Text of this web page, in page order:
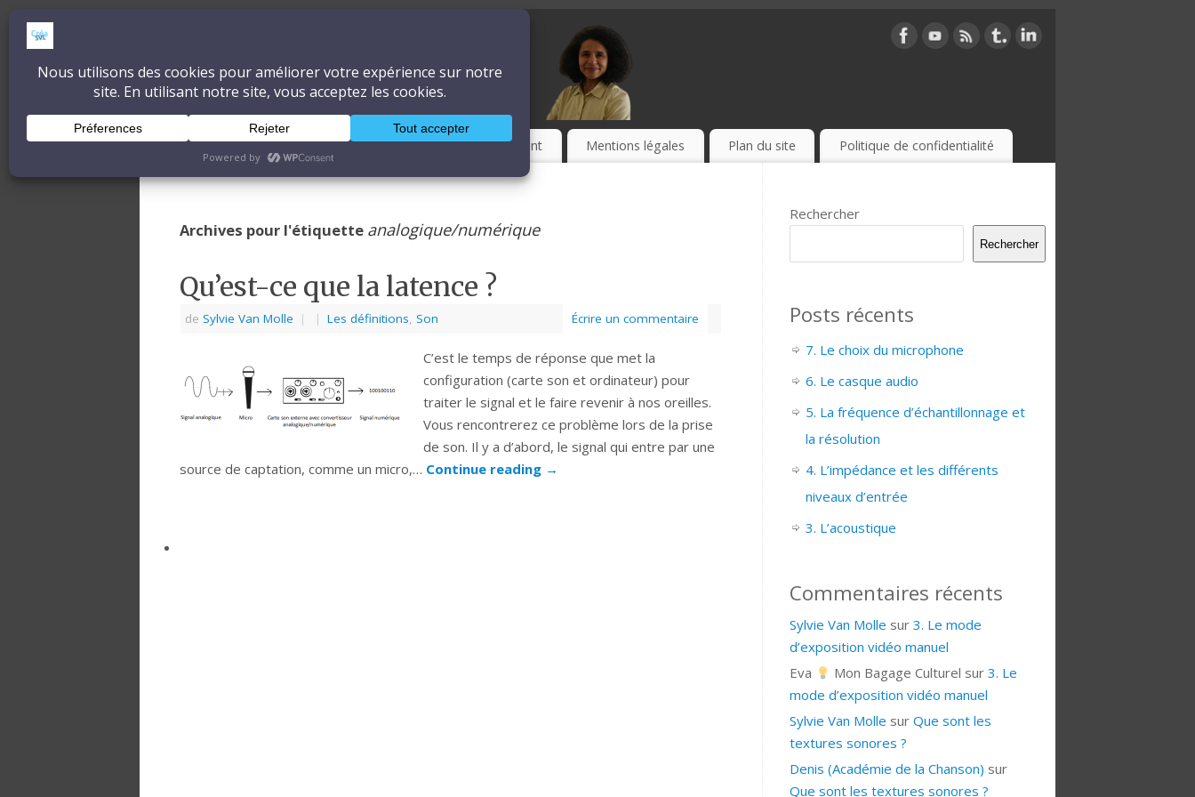
CréaSonVidéoLumière
DÉCOUVRONS ENSEMBLE L'ART ET LA TECHNIQUE
Accueil À propos Blog Culture Event Mentions légales Plan du site Politique de confidentialité
Archives pour l'étiquette analogique/numérique
Qu’est-ce que la latence ?
de Sylvie Van Molle | | Les définitions, Son Écrire un commentaire
C’est le temps de réponse que met la
configuration (carte son et ordinateur) pour
traiter le signal et le faire revenir à nos oreilles.
Vous rencontrerez ce problème lors de la prise
de son. Il y a d’abord, le signal qui entre par une
source de captation, comme un micro,… Continue reading →
Rechercher
Rechercher
Posts récents
7. Le choix du microphone
6. Le casque audio
5. La fréquence d’échantillonnage et
la résolution
4. L’impédance et les différents
niveaux d’entrée
3. L’acoustique
Commentaires récents
Sylvie Van Molle sur 3. Le mode
d’exposition vidéo manuel
Eva
Mon Bagage Culturel sur3. Le
mode d’exposition vidéo manuel
Sylvie Van Molle sur Que sont les
textures sonores ?
Denis (Académie de la Chanson) sur
Que sont les textures sonores ?